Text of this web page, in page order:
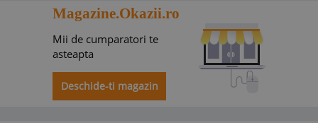
Magazine.Okazii.ro
Mii de cumparatori te
asteapta
Deschide-ti magazin